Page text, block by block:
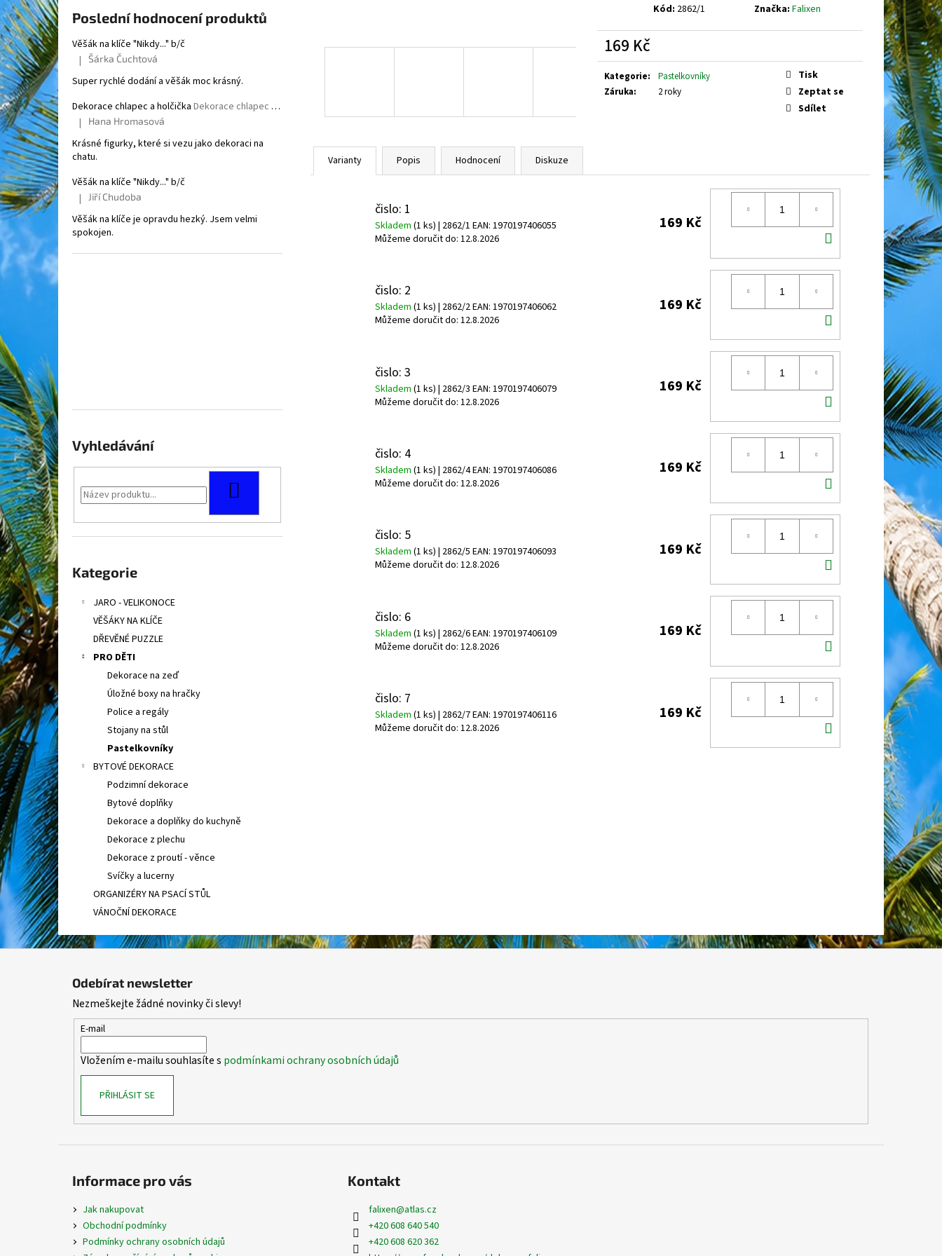
l
Poslední hodnocení produktů
Věšák na klíče "Nikdy..." b/č
Hodnocení produktu je 5 z 5 hvězdiček.
| Šárka Čuchtová
Super rychlé dodání a věšák moc krásný.
Dekorace chlapec a holčička Dekorace chlapec a holčička
Hodnocení produktu je 5 z 5 hvězdiček.
| Hana Hromasová
Krásné figurky, které si vezu jako dekoraci na
chatu.
Věšák na klíče "Nikdy..." b/č
Hodnocení produktu je 5 z 5 hvězdiček.
| Jiří Chudoba
Věšák na klíče je opravdu hezký. Jsem velmi
spokojen.
Vyhledávání
kategorie
Kategorie
JARO - VELIKONOCE
VĚŠÁKY NA KLÍČE
DŘEVĚNÉ PUZZLE
PRO DĚTI
Dekorace na zeď
Úložné boxy na hračky
Police a regály
Stojany na stůl
Pastelkovníky
BYTOVÉ DEKORACE
Podzimní dekorace
Bytové doplňky
Dekorace a doplňky do kuchyně
Dekorace z plechu
Dekorace z proutí - věnce
Svíčky a lucerny
ORGANIZÉRY NA PSACÍ STŮL
VÁNOČNÍ DEKORACE
Kód: 2862/1 Značka: Falixen
169 Kč
Měrná
cena:
Kategorie:
Pastelkovníky
Záruka: 2 roky
Tisk
Zeptat se
Sdílet
Varianty Popis Hodnocení Diskuze
čislo: 1
Skladem (1 ks) | 2862/1 EAN: 1970197406055
Můžeme doručit do: 12.8.2026
169 Kč
KOŠÍKU
čislo: 2
Skladem (1 ks) | 2862/2EAN: 1970197406062
Můžeme doručit do: 12.8.2026
169 Kč
KOŠÍKU
čislo: 3
Skladem (1 ks) | 2862/3 EAN: 1970197406079
Můžeme doručit do: 12.8.2026
169 Kč
KOŠÍKU
čislo: 4
Skladem (1 ks) | 2862/4EAN: 1970197406086
Můžeme doručit do: 12.8.2026
169 Kč
KOŠÍKU
čislo: 5
Skladem (1 ks) | 2862/5 EAN: 1970197406093
Můžeme doručit do: 12.8.2026
169 Kč
KOŠÍKU
čislo: 6
Skladem (1 ks) | 2862/6EAN: 1970197406109
Můžeme doručit do: 12.8.2026
169 Kč
KOŠÍKU
čislo: 7
Skladem (1 ks) | 2862/7EAN: 1970197406116
Můžeme doručit do: 12.8.2026
169 Kč
KOŠÍKU
Odebírat newsletter
Nezmeškejte žádné novinky či slevy!
E-mail
Vložením e-mailu souhlasíte s podmínkami ochrany osobních údajů
PŘIHLÁSIT SE
Informace pro vás
Jak nakupovat
Obchodní podmínky
Podmínky ochrany osobních údajů
Kontakt
falixen@atlas.cz
+420 608 640 540
+420 608 620 362